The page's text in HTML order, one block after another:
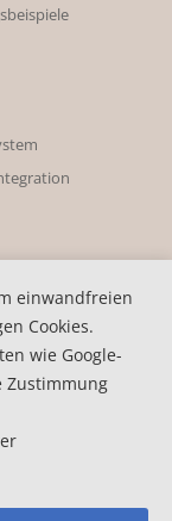
einwandfreien
Cookies.
wie Google-
Zustimmung